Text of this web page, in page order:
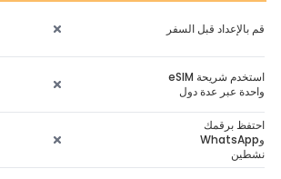
قم بالإعداد قبل السفر
استخدم شريحة eSIM
واحدة عبر عدة دول
احتفظ برقمك
وWhatsApp
نشطين